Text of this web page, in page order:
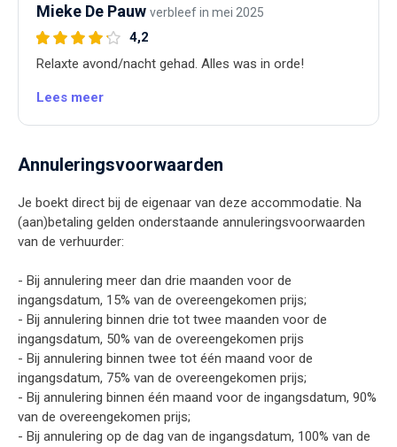
Mieke De Pauw verbleef in mei 2025
4,2
Relaxte avond/nacht gehad. Alles was in orde!
Lees meer
Annuleringsvoorwaarden
Je boekt direct bij de eigenaar van deze accommodatie. Na
(aan)betaling gelden onderstaande annuleringsvoorwaarden
van de verhuurder:
- Bij annulering meer dan drie maanden voor de
ingangsdatum, 15% van de overeengekomen prijs;
- Bij annulering binnen drie tot twee maanden voor de
ingangsdatum, 50% van de overeengekomen prijs
- Bij annulering binnen twee tot één maand voor de
ingangsdatum, 75% van de overeengekomen prijs;
- Bij annulering binnen één maand voor de ingangsdatum, 90%
van de overeengekomen prijs;
- Bij annulering op de dag van de ingangsdatum, 100% van de